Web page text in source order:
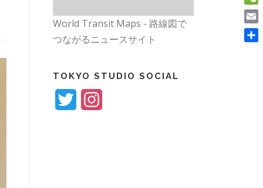
World Transit Maps - 路線図で
つながるニュースサイト
TOKYO STUDIO SOCIAL
Twitter